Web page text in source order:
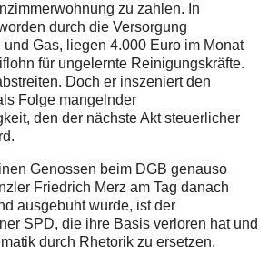
zu zahlen. In
durch die Versorgung
Gas, liegen 4.000 Euro im Monat
für ungelernte Reinigungskräfte.
Doch er inszeniert den
Folge mangelnder
den der nächste Akt steuerlicher
Genossen beim DGB genauso
Friedrich Merz am Tag danach
ausgebuht wurde, ist der
SPD, die ihre Basis verloren hat und
durch Rhetorik zu ersetzen.